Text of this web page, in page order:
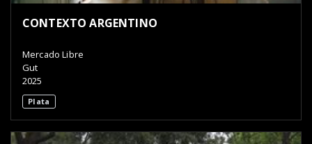
CONTEXTO ARGENTINO
Mercado Libre
Gut
2025
Plata